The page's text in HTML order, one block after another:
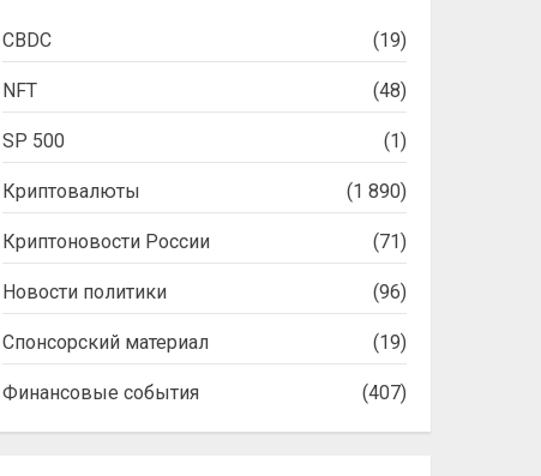
CBDC (19)
NFT (48)
SP 500 (1)
Криптовалюты (1 890)
Криптоновости России (71)
Новости политики (96)
Спонсорский материал (19)
Финансовые события (407)